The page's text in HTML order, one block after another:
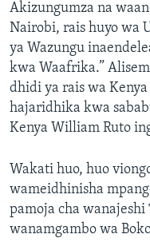
Akizungumza na
Nairobi, rais huyo wa
ya Wazungu
kwa Waafrika.”
dhidi ya rais wa
hajaridhika kwa
Kenya William Ruto
Wakati huo, huo
wameidhinisha
pamoja cha
wanamgambo wa